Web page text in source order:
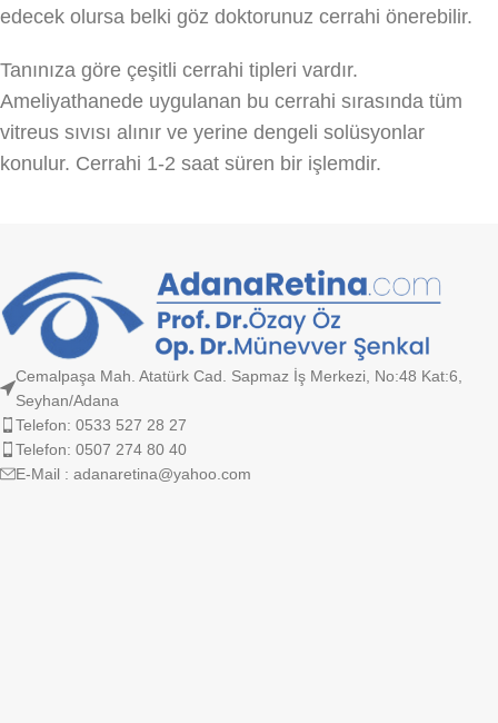
edecek olursa belki göz doktorunuz cerrahi önerebilir.
Tanınıza göre çeşitli cerrahi tipleri vardır.
Ameliyathanede uygulanan bu cerrahi sırasında tüm
vitreus sıvısı alınır ve yerine dengeli solüsyonlar
konulur. Cerrahi 1-2 saat süren bir işlemdir.
Cemalpaşa Mah. Atatürk Cad. Sapmaz İş Merkezi, No:48 Kat:6,
Seyhan/Adana
Telefon: 0533 527 28 27
Telefon: 0507 274 80 40
E-Mail : adanaretina@yahoo.com